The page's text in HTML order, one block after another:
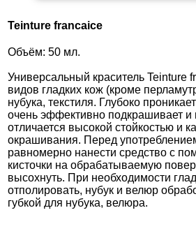
Teinture francaice
Объём: 50 мл.
Универсальный краситель Teinture
видов гладких кож (кроме
нубука, текстиля. Глубоко
очень эффективно подкрашивает и
отличается высокой стойкостью и
окрашивания. Перед
равномерно нанести средство с
кисточки на обрабатываемую
высохнуть. При необходимости
отполировать, нубук и велюр
губкой для нубука, велюра.